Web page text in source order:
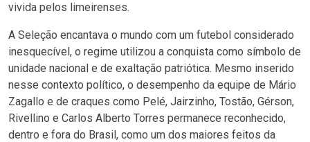
vivida pelos limeirenses.
A Seleção encantava o mundo com um futebol considerado
inesquecível, o regime utilizou a conquista como símbolo de
unidade nacional e de exaltação patriótica. Mesmo inserido
nesse contexto político, o desempenho da equipe de Mário
Zagallo e de craques como Pelé, Jairzinho, Tostão, Gérson,
Rivellino e Carlos Alberto Torres permanece reconhecido,
dentro e fora do Brasil, como um dos maiores feitos da